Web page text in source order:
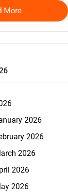
More
2026
2026
2026
2026
2026